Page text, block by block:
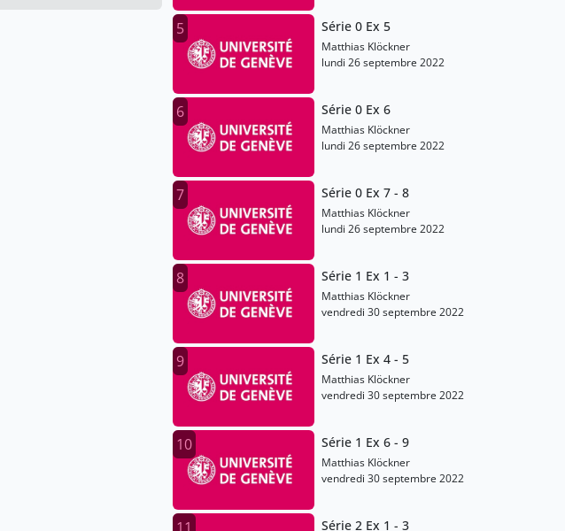
5 Série 0 Ex 5
Matthias Klöckner
lundi 26 septembre 2022
6 Série 0 Ex 6
Matthias Klöckner
lundi 26 septembre 2022
7 Série 0 Ex 7 - 8
Matthias Klöckner
lundi 26 septembre 2022
8 Série 1 Ex 1 - 3
Matthias Klöckner
vendredi 30 septembre 2022
9 Série 1 Ex 4 - 5
Matthias Klöckner
vendredi 30 septembre 2022
10 Série 1 Ex 6 - 9
Matthias Klöckner
vendredi 30 septembre 2022
Série 2 Ex 1 - 3